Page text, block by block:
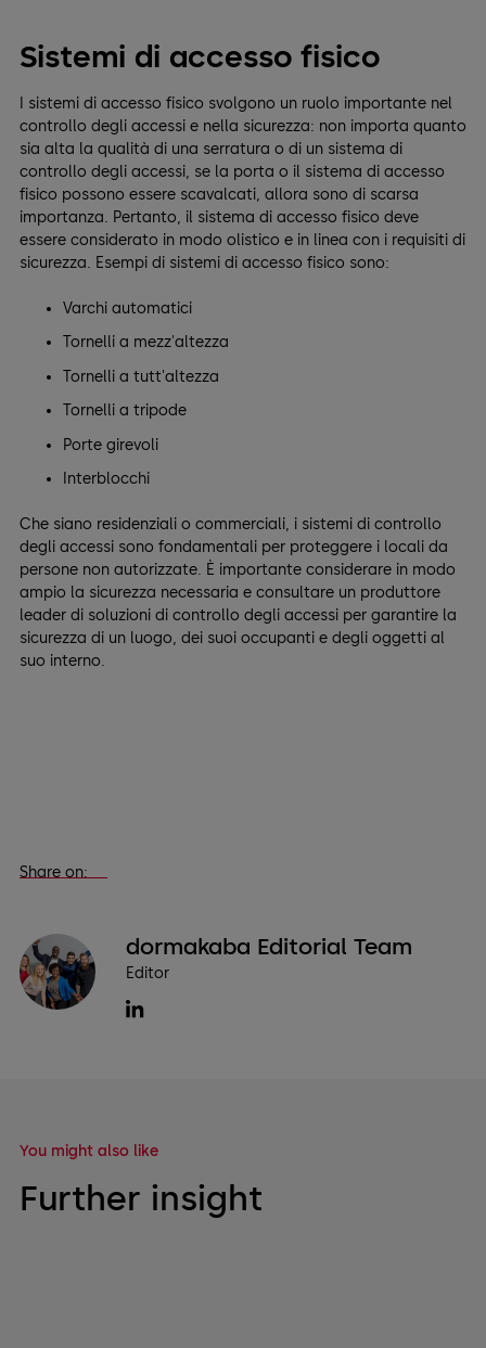
Sistemi di accesso fisico
I sistemi di accesso fisico svolgono un ruolo importante nel
controllo degli accessi e nella sicurezza: non importa quanto
sia alta la qualità di una serratura o di un sistema di
controllo degli accessi, se la porta o il sistema di accesso
fisico possono essere scavalcati, allora sono di scarsa
importanza. Pertanto, il sistema di accesso fisico deve
essere considerato in modo olistico e in linea con i requisiti di
sicurezza. Esempi di sistemi di accesso fisico sono:
Varchi automatici
Tornelli a mezz'altezza
Tornelli a tutt'altezza
Tornelli a tripode
Porte girevoli
Interblocchi
Che siano residenziali o commerciali, i sistemi di controllo
degli accessi sono fondamentali per proteggere i locali da
persone non autorizzate. È importante considerare in modo
ampio la sicurezza necessaria e consultare un produttore
leader di soluzioni di controllo degli accessi per garantire la
sicurezza di un luogo, dei suoi occupanti e degli oggetti al
suo interno.
Share on:
dormakaba Editorial Team
Editor
You might also like
Further insight